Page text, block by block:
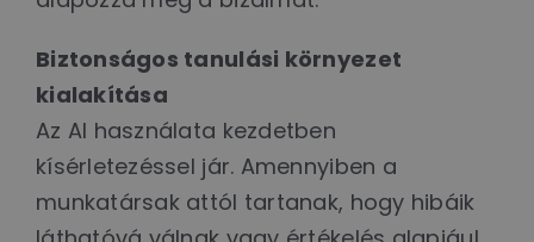
Biztonságos tanulási környezet
kialakítása
Az AI használata kezdetben
kísérletezéssel jár. Amennyiben a
munkatársak attól tartanak, hogy hibáik